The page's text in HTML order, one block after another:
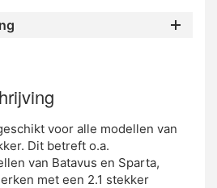
voor alle modellen van
Dit betreft o.a.
van Batavus en Sparta,
met een 2.1 stekker